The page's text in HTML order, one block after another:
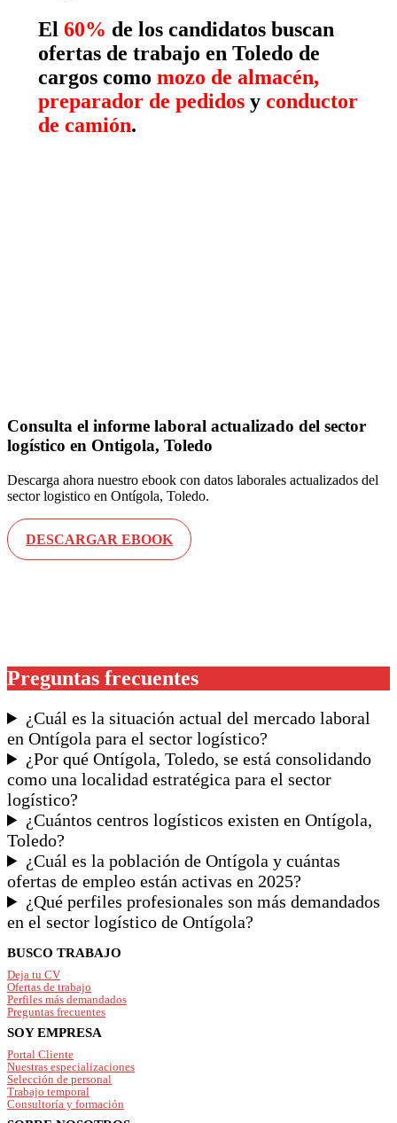
El 60% de los candidatos buscan
ofertas de trabajo en Toledo de
cargos como mozo de almacén,
preparador de pedidos y conductor
de camión.
Consulta el informe laboral actualizado del sector
logístico en Ontigola, Toledo
Descarga ahora nuestro ebook con datos laborales actualizados del
sector logistico en Ontígola, Toledo.
DESCARGAR EBOOK
Preguntas frecuentes
¿Cuál es la situación actual del mercado laboral
en Ontígola para el sector logístico?
¿Por qué Ontígola, Toledo, se está consolidando
como una localidad estratégica para el sector
logístico?
¿Cuántos centros logísticos existen en Ontígola,
Toledo?
¿Cuál es la población de Ontígola y cuántas
ofertas de empleo están activas en 2025?
¿Qué perfiles profesionales son más demandados
en el sector logístico de Ontígola?
Footer
BUSCO TRABAJO
Deja tu CV
Ofertas de trabajo
Perfiles más demandados
Preguntas frecuentes
SOY EMPRESA
Portal Cliente
Nuestras especializaciones
Selección de personal
Trabajo temporal
Consultoría y formación